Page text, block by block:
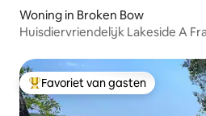
Woning in Broken Bow
Huisdiervriendelijk Lakeside A
Topfavoriet van gasten
Favoriet van gasten